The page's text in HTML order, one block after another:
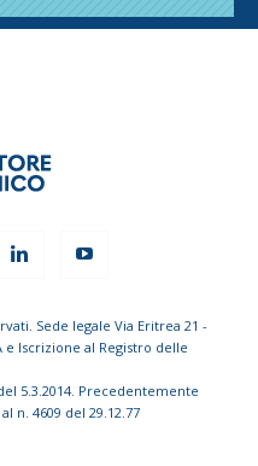
Sede legale Via Eritrea 21 -
e Iscrizione al Registro delle
5.3.2014. Precedentemente
n. 4609 del 29.12.77